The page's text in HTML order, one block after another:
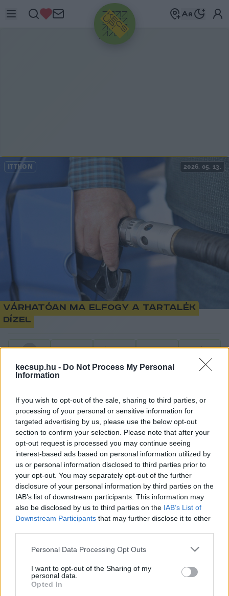
kecsup.hu - Do Not Process My Personal
Information
If you wish to opt-out of the sale, sharing to third parties, or
processing of your personal or sensitive information for
targeted advertising by us, please use the below opt-out
section to confirm your selection. Please note that after your
opt-out request is processed you may continue seeing
interest-based ads based on personal information utilized by
us or personal information disclosed to third parties prior to
your opt-out. You may separately opt-out of the further
disclosure of your personal information by third parties on the
IAB’s list of downstream participants. This information may
also be disclosed by us to third parties on the IAB’s List of
Downstream Participants that may further disclose it to other
Please note that this website/app uses one or more Google
not limited to your visit or usage behaviour. You may click to
grant or deny consent to Google and its third-party tags to
use your data for below specified purposes in below Google
Personal Data Processing Opt Outs
I want to opt-out of the Sharing of my
personal data.
Opted In
HIRDETÉS
ITTHON 2026. 05. 13.
Várhatóan ma elfogy a tartalék
dízel
L 1perc
üzemanyagokat, amelyeket a kiskereskedőknek
ugyanazon az áron kell továbbadniuk – számolt
be az Mfor a Mol levele alapján. Lapszemle.
Szerdán várhatóan elfogy a stratégiai tartalékból
származó dízel – írja az Mfor a Mol levele alapján,
amit a kisebb benzinkutak tulajdonosainak
küldött ki az olajtársaság. Ez a lap szerint azt
jelenti, hogy csütörtöktől hatósági áron fogják
kiskereskedőknek ugyanazon az áron kell